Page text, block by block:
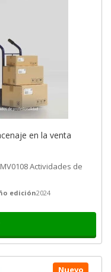
en la venta
Actividades de
edición2024
Nuevo